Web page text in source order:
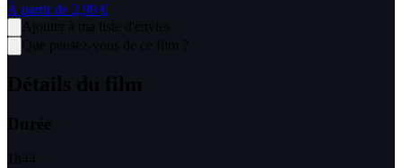
À partir de 2,99 €
Ajouter à ma liste d'envies
Que pensez-vous de ce film ?
Détails du film
Durée
44